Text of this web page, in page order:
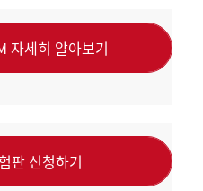
자세히 알아보기
판 신청하기